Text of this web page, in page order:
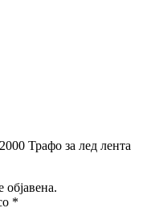
Трафо за лед лента
*